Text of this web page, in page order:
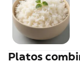
Platos